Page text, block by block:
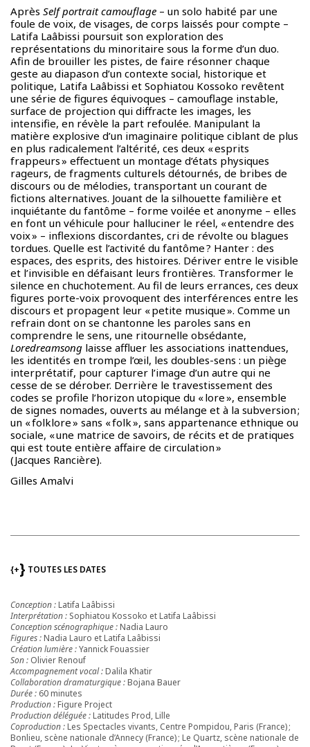
prod/diff + 33 (0)6 72 99 62 20
Après Self portrait camouflage – un solo habité par une
foule de voix, de visages, de corps laissés pour compte –
Latifa Laâbissi poursuit son exploration des
représentations du minoritaire sous la forme d’un duo.
Afin de brouiller les pistes, de faire résonner chaque
geste au diapason d’un contexte social, historique et
politique, Latifa Laâbissi et Sophiatou Kossoko revêtent
une série de figures équivoques – camouflage instable,
surface de projection qui diffracte les images, les
intensifie, en révèle la part refoulée. Manipulant la
matière explosive d’un imaginaire politique ciblant de plus
en plus radicalement l’altérité, ces deux « esprits
frappeurs » effectuent un montage d’états physiques
rageurs, de fragments culturels détournés, de bribes de
discours ou de mélodies, transportant un courant de
fictions alternatives. Jouant de la silhouette familière et
inquiétante du fantôme – forme voilée et anonyme – elles
en font un véhicule pour halluciner le réel, « entendre des
voix » – inflexions discordantes, cri de révolte ou blagues
tordues. Quelle est l’activité du fantôme ? Hanter : des
espaces, des esprits, des histoires. Dériver entre le visible
et l’invisible en défaisant leurs frontières. Transformer le
silence en chuchotement. Au fil de leurs errances, ces deux
figures porte-voix provoquent des interférences entre les
discours et propagent leur « petite musique ». Comme un
refrain dont on se chantonne les paroles sans en
comprendre le sens, une ritournelle obsédante,
Loredreamsong laisse affluer les associations inattendues,
les identités en trompe l’œil, les doubles-sens : un piège
interprétatif, pour capturer l’image d’un autre qui ne
cesse de se dérober. Derrière le travestissement des
codes se profile l’horizon utopique du « lore », ensemble
de signes nomades, ouverts au mélange et à la subversion ;
un « folklore » sans « folk », sans appartenance ethnique ou
sociale, « une matrice de savoirs, de récits et de pratiques
qui est toute entière affaire de circulation »
(Jacques Rancière).
Gilles Amalvi
{+ TOUTES LES DATES
Conception :Latifa Laâbissi
Interprétation : Sophiatou Kossoko et Latifa Laâbissi
Conception scénographique :Nadia Lauro
Figures :Nadia Lauro et Latifa Laâbissi
Création lumière :Yannick Fouassier
Son : Olivier Renouf
Accompagnement vocal :Dalila Khatir
Collaboration dramaturgique :Bojana Bauer
Durée : 60 minutes
Production :Figure Project
Production déléguée :Latitudes Prod, Lille
Coproduction :Les Spectacles vivants, Centre Pompidou, Paris (France) ;
Bonlieu, scène nationale d’Annecy (France) ; Le Quartz, scène nationale de